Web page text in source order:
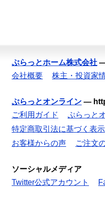
ぷらっとホーム株式会社
会社概要
株主・投資家
ぷらっとオンライン —
ご利用ガイド
ぷらっと
特定商取引法に基づく表示
お客様からの声
ご注文
ソーシャルメディア
Twitter公式アカウント